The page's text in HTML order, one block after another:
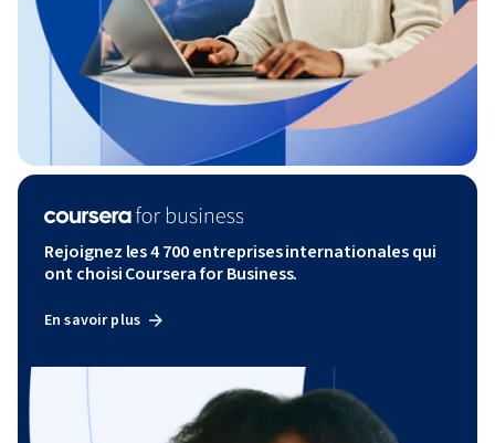
Rejoignez les 4 700 entreprises internationales qui
ont choisi Coursera for Business.
En savoir plus